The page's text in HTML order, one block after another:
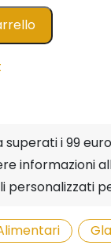
superati i 99 euro
informazioni
personalizzati
,